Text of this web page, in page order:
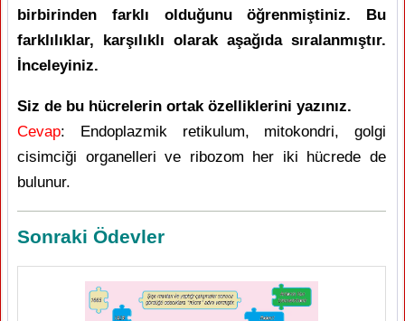
birbirinden farklı olduğunu öğrenmiştiniz. Bu
farklılıklar, karşılıklı olarak aşağıda sıralanmıştır.
İnceleyiniz.
Siz de bu hücrelerin ortak özelliklerini yazınız.
Cevap: Endoplazmik retikulum, mitokondri, golgi
cisimciği organelleri ve ribozom her iki hücrede de
bulunur.
Sonraki Ödevler